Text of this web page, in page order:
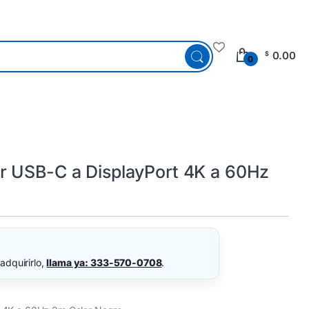
0
$ 0.00
USB-C a DisplayPort 4K a 60Hz
adquirirlo,llama ya: 333-570-0708.